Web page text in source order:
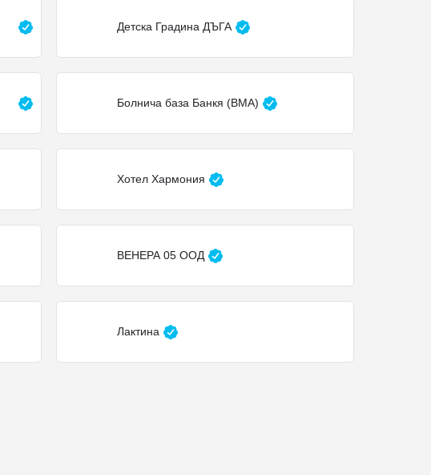
Детска Градина ДЪГА
Болнича база Банкя (ВМА)
Хотел Хармония
ВЕНЕРА 05 ООД
Лактина